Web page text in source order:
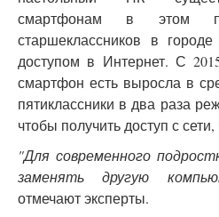
смартфонам в этом
старшеклассников в
доступом в Интернет. С
смартфон есть выросла в
пятиклассники в два раза
чтобы получить доступ с
"Для современного
заменять другую
отмечают эксперты.